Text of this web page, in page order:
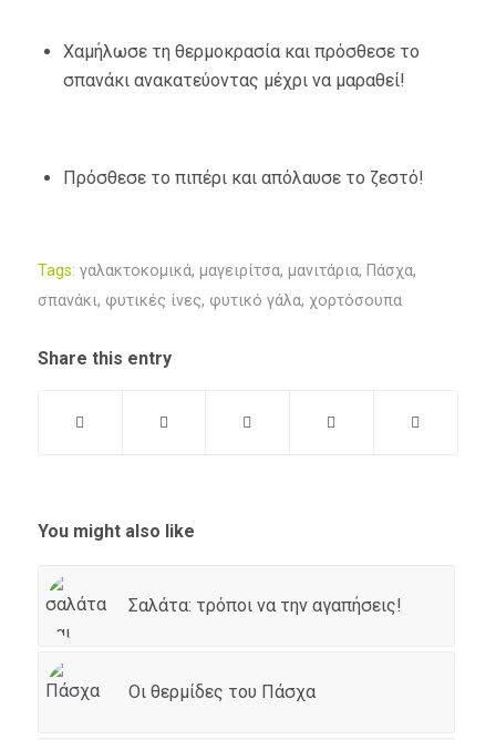
Χαμήλωσε τη θερμοκρασία και πρόσθεσε το
σπανάκι ανακατεύοντας μέχρι να μαραθεί!
Πρόσθεσε το πιπέρι και απόλαυσε το ζεστό!
Tags: γαλακτοκομικά, μαγειρίτσα, μανιτάρια, Πάσχα,
σπανάκι, φυτικές ίνες, φυτικό γάλα, χορτόσουπα
Share this entry
You might also like
Σαλάτα: τρόποι να την αγαπήσεις!
Οι θερμίδες του Πάσχα